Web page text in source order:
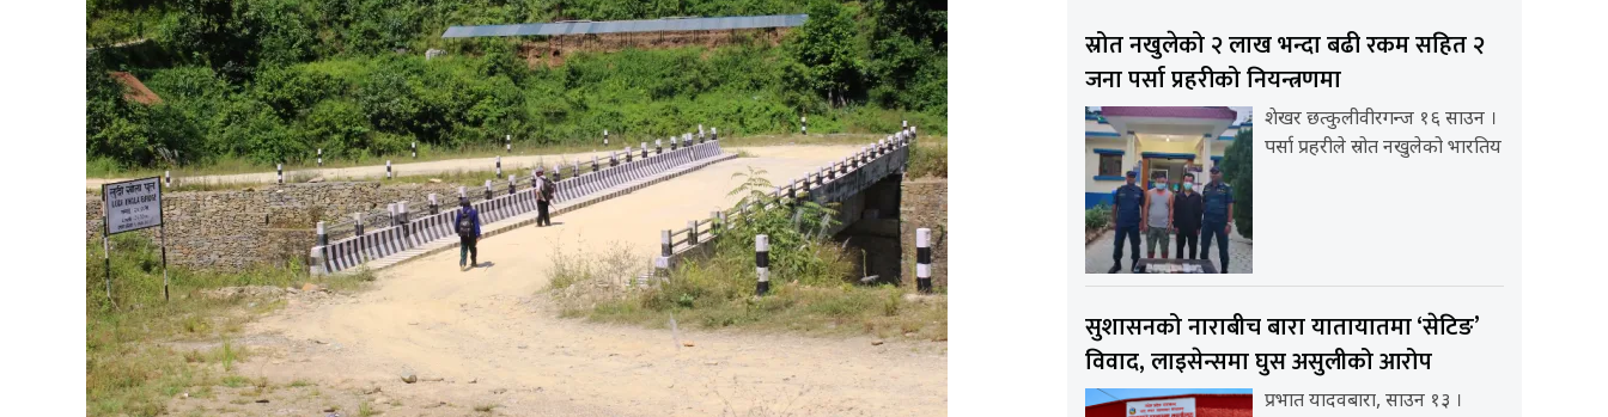
स्रोत नखुलेको २ लाख भन्दा बढी रकम सहित २
जना पर्सा प्रहरीको नियन्त्रणमा
शेखर छत्कुलीवीरगन्ज १६ साउन ।
पर्सा प्रहरीले स्रोत नखुलेको भारतिय
सुशासनको नाराबीच बारा यातायातमा ‘सेटिङ’
विवाद, लाइसेन्समा घुस असुलीको आरोप
प्रभात यादवबारा, साउन १३ ।